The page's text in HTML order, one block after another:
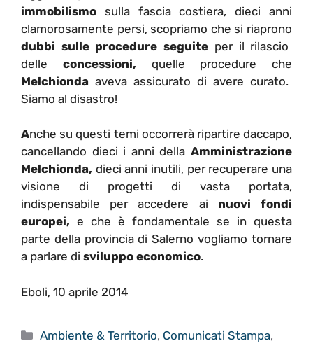
immobilismo sulla fascia costiera, dieci anni
clamorosamente persi, scopriamo che si riaprono
dubbi sulle procedure seguite per il rilascio
delle concessioni, quelle procedure che
Melchionda aveva assicurato di avere curato.
Siamo al disastro!
Anche su questi temi occorrerà ripartire daccapo,
cancellando dieci i anni della Amministrazione
Melchionda, dieci anni inutili, per recuperare una
visione di progetti di vasta portata,
indispensabile per accedere ai nuovi fondi
europei, e che è fondamentale se in questa
parte della provincia di Salerno vogliamo tornare
a parlare di sviluppo economico.
Eboli, 10 aprile 2014
Categorie
Ambiente & Territorio, Comunicati Stampa,